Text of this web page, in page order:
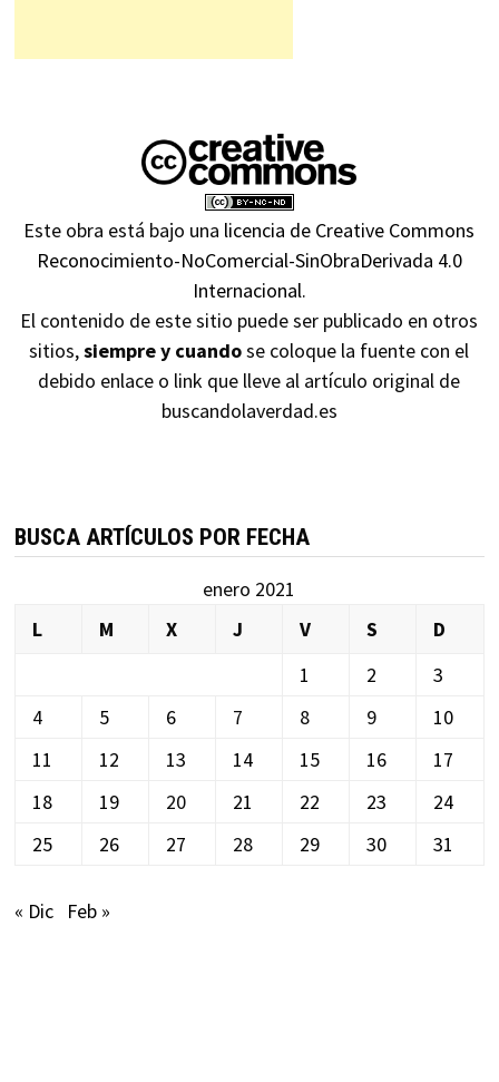
Este obra está bajo una licencia de Creative Commons
Reconocimiento-NoComercial-SinObraDerivada 4.0
Internacional.
El contenido de este sitio puede ser publicado en otros
sitios,siempre y cuandose coloque la fuente con el
debido enlace o link que lleve al artículo original de
buscandolaverdad.es
BUSCA ARTÍCULOS POR FECHA
enero 2021
L
M X J V S
D
1
2
3
4
5 6 7 8 9
10
11
12 13 14 15 16
17
18
19 20 21 22 23
24
25
26 27 28 29 30 31
« Dic Feb »